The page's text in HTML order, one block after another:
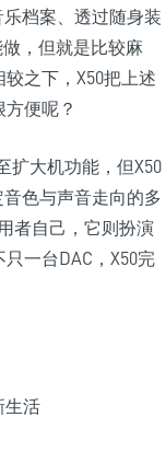
档案、透过随身装
，但就是比较麻
之下，X50把上述
便呢？
扩大机功能，但X50
色与声音走向的多
者自己，它则扮演
一台DAC，X50完